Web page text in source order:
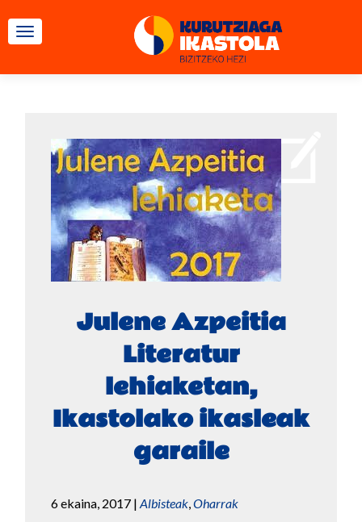
TOGGLE NAVIGATION
Julene Azpeitia
Literatur
lehiaketan,
Ikastolako ikasleak
garaile
6 ekaina, 2017 | Albisteak,Oharrak